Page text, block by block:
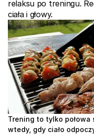
relaksu po treningu.
ciała i głowy.
Trening to tylko połowa
wtedy, gdy ciało